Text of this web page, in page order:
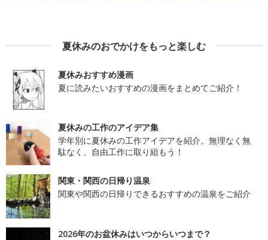
夏休みのおでかけをもっと楽しむ
夏休みおすすめ漫画
夏に読みたいおすすめの漫画をまとめてご紹介！
夏休みの工作のアイデア集
学年別に夏休みの工作アイデアを紹介。無理なく無
駄なく、自由工作に取り組もう！
関東・関西の日帰り温泉
関東や関西の日帰りできるおすすめの温泉をご紹介
2026年のお盆休みはいつからいつまで？